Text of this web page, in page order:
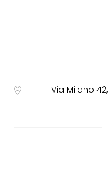
Via Milano 42,